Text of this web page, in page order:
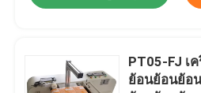
เครื่องขนส่งโค้ดด้านล่าง
PT05-FJ เ
ย้อนย้อนย้อ